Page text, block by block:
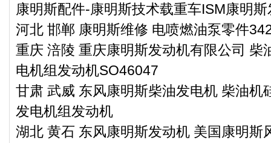
康明斯配件-康明斯技术载重车ISM康明
河北 邯郸 康明斯维修 电喷燃油泵零件
重庆 涪陵 重庆康明斯发动机有限公司 柴
电机组发动机SO46047
甘肃 武威 东风康明斯柴油发电机 柴油机
发电机组发动机
湖北 黄石 东风康明斯发动机 美国康明斯